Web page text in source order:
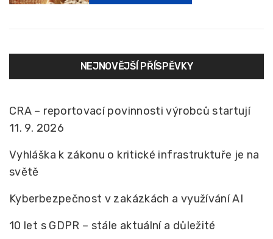
NEJNOVĚJŠÍ PŘÍSPĚVKY
CRA – reportovací povinnosti výrobců startují
11. 9. 2026
Vyhláška k zákonu o kritické infrastruktuře je na
světě
Kyberbezpečnost v zakázkách a využívání AI
10 let s GDPR – stále aktuální a důležité